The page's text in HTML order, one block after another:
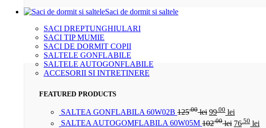
Saci de dormit si saltele
SACI DREPTUNGHIULARI
SACI TIP MUMIE
SACI DE DORMIT COPII
SALTELE GONFLABILE
SALTELE AUTOGONFLABILE
ACCESORII SI INTRETINERE
FEATURED PRODUCTS
SALTEA GONFLABILA 60W02B 125.00 lei 99.00 lei
SALTEA AUTOGOMFLABILA 60W05M 102.00 lei 76 .50 lei